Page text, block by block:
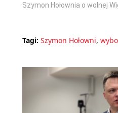
Szymon Hołownia o wolnej
Tagi: Szymon Hołowni,